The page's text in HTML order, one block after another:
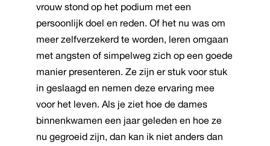
vrouw stond op het podium met een
persoonlijk doel en reden. Of het nu was om
meer zelfverzekerd te worden, leren omgaan
met angsten of simpelweg zich op een goede
manier presenteren. Ze zijn er stuk voor stuk
in geslaagd en nemen deze ervaring mee
voor het leven. Als je ziet hoe de dames
binnenkwamen een jaar geleden en hoe ze
nu gegroeid zijn, dan kan ik niet anders dan